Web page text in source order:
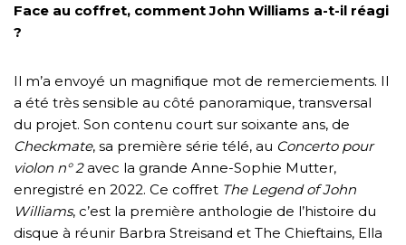
Face au coffret, comment John Williams a-t-il réagi
?
Il m’a envoyé un magnifique mot de remerciements. Il
a été très sensible au côté panoramique, transversal
du projet. Son contenu court sur soixante ans, de
Checkmate, sa première série télé, au Concerto pour
violon n° 2avec la grande Anne-Sophie Mutter,
enregistré en 2022. Ce coffret The Legend of John
Williams, c’est la première anthologie de l’histoire du
disque à réunir Barbra Streisand et The Chieftains, Ella